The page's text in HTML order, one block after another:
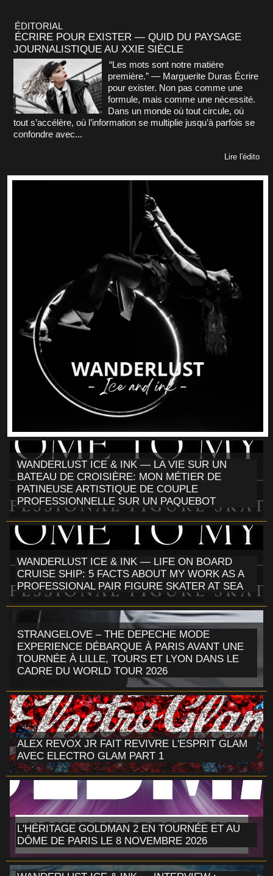
ÉDITORIAL
ÉCRIRE POUR EXISTER — QUID DU PAYSAGE
JOURNALISTIQUE AU XXIE SIÈCLE
“Les mots sont notre matière
première.” — Marguerite Duras Écrire
pour exister. Non pas comme une
formule, mais comme une nécessité.
Dans un monde où tout circule, où
tout s’accélère, où l’information se multiplie jusqu’à parfois se
confondre avec...
Lire l'édito
WANDERLUST ICE & INK — LA VIE SUR UN
BATEAU DE CROISIÈRE: MON MÉTIER DE
PATINEUSE ARTISTIQUE DE COUPLE
PROFESSIONNELLE SUR UN PAQUEBOT
WANDERLUST ICE & INK — LIFE ON BOARD
CRUISE SHIP: 5 FACTS ABOUT MY WORK AS A
PROFESSIONAL PAIR FIGURE SKATER AT SEA
STRANGELOVE – THE DEPECHE MODE
EXPERIENCE DÉBARQUE À PARIS AVANT UNE
TOURNÉE À LILLE, TOURS ET LYON DANS LE
CADRE DU WORLD TOUR 2026
ALEX REVOX JR FAIT REVIVRE L'ESPRIT GLAM
AVEC ELECTRO GLAM PART 1
L'HÉRITAGE GOLDMAN 2 EN TOURNÉE ET AU
DÔME DE PARIS LE 8 NOVEMBRE 2026